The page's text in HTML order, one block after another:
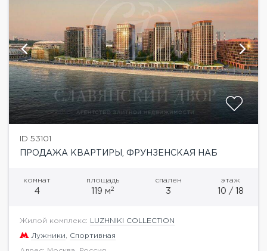
ID 53101
ПРОДАЖА КВАРТИРЫ, ФРУНЗЕНСКАЯ НАБ
комнат
4
площадь
119 м2
спален
3
этаж
10 / 18
Жилой комплекс: LUZHNIKI COLLECTION
Лужники Спортивная